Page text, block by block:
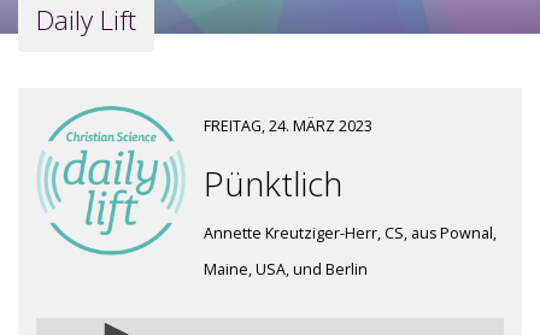
Daily Lift
FREITAG, 24. MÄRZ 2023
Pünktlich
Annette Kreutziger-Herr, CS, aus Pownal,
Maine, USA, und Berlin